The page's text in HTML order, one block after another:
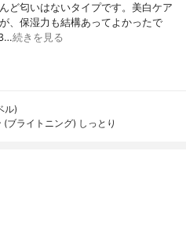
ど匂いはないタイプです。美白ケア
、保湿力も結構あってよかったで
続きを見る
ル)
ブライトニング) しっとり